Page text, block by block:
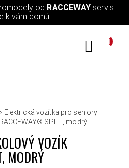
od RACCEWAYservis
k vám domů!
Elektrická vozítka pro seniory
SPLIT, modrý
VOZÍK
MODRÝ